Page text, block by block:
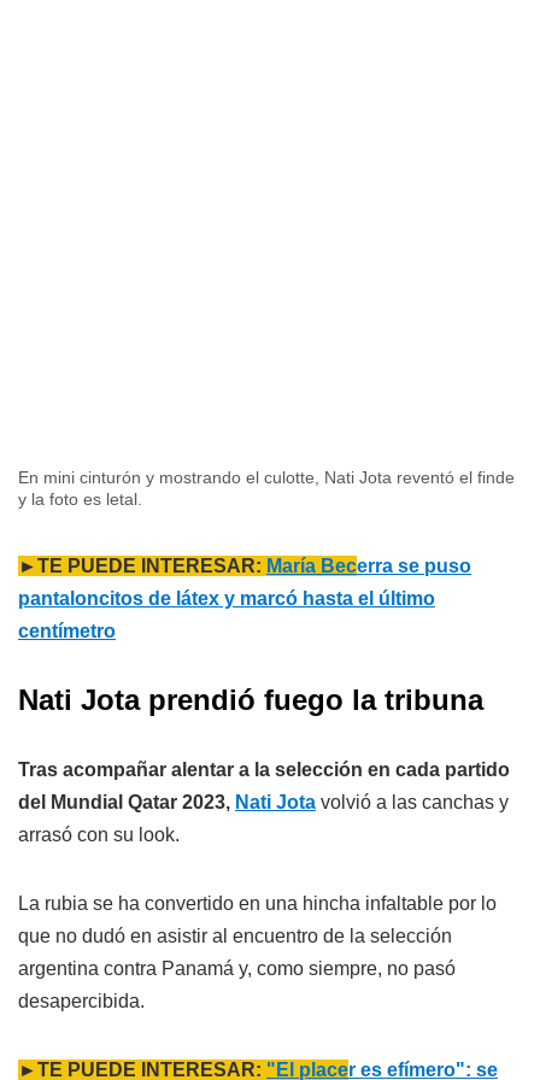
En mini cinturón y mostrando el culotte, Nati Jota reventó el finde
y la foto es letal.
►TE PUEDE INTERESAR: María Becerra se puso
pantaloncitos de látex y marcó hasta el último
centímetro
Nati Jota prendió fuego la tribuna
Tras acompañar alentar a la selección en cada partido
del Mundial Qatar 2023, Nati Jota volvió a las canchas y
arrasó con su look.
La rubia se ha convertido en una hincha infaltable por lo
que no dudó en asistir al encuentro de la selección
argentina contra Panamá y, como siempre, no pasó
desapercibida.
►TE PUEDE INTERESAR: "El placer es efímero": se